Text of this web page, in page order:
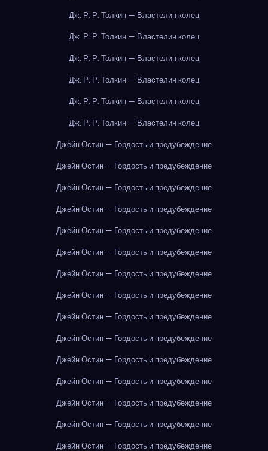
Дж. Р. Р. Толкин — Властелин колец
Дж. Р. Р. Толкин — Властелин колец
Дж. Р. Р. Толкин — Властелин колец
Дж. Р. Р. Толкин — Властелин колец
Дж. Р. Р. Толкин — Властелин колец
Дж. Р. Р. Толкин — Властелин колец
Джейн Остин — Гордость и предубеждение
Джейн Остин — Гордость и предубеждение
Джейн Остин — Гордость и предубеждение
Джейн Остин — Гордость и предубеждение
Джейн Остин — Гордость и предубеждение
Джейн Остин — Гордость и предубеждение
Джейн Остин — Гордость и предубеждение
Джейн Остин — Гордость и предубеждение
Джейн Остин — Гордость и предубеждение
Джейн Остин — Гордость и предубеждение
Джейн Остин — Гордость и предубеждение
Джейн Остин — Гордость и предубеждение
Джейн Остин — Гордость и предубеждение
Джейн Остин — Гордость и предубеждение
Джейн Остин — Гордость и предубеждение